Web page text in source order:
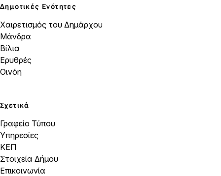
Δημοτικές Ενότητες
Χαιρετισμός του Δημάρχου
Μάνδρα
Βίλια
Ερυθρές
Οινόη
Σχετικά
Γραφείο Τύπου
Υπηρεσίες
ΚΕΠ
Στοιχεία Δήμου
Επικοινωνία